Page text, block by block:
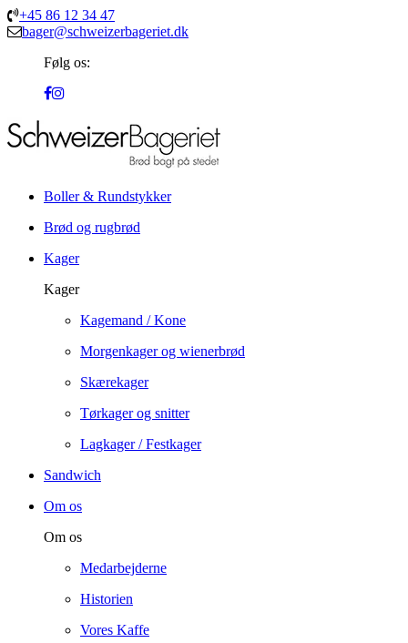
+45 86 12 34 47
bager@schweizerbageriet.dk
Følg os:
Boller & Rundstykker
Brød og rugbrød
Kager
Kager
Kagemand / Kone
Morgenkager og wienerbrød
Skærekager
Tørkager og snitter
Lagkager / Festkager
Sandwich
Om os
Om os
Medarbejderne
Historien
Vores Kaffe